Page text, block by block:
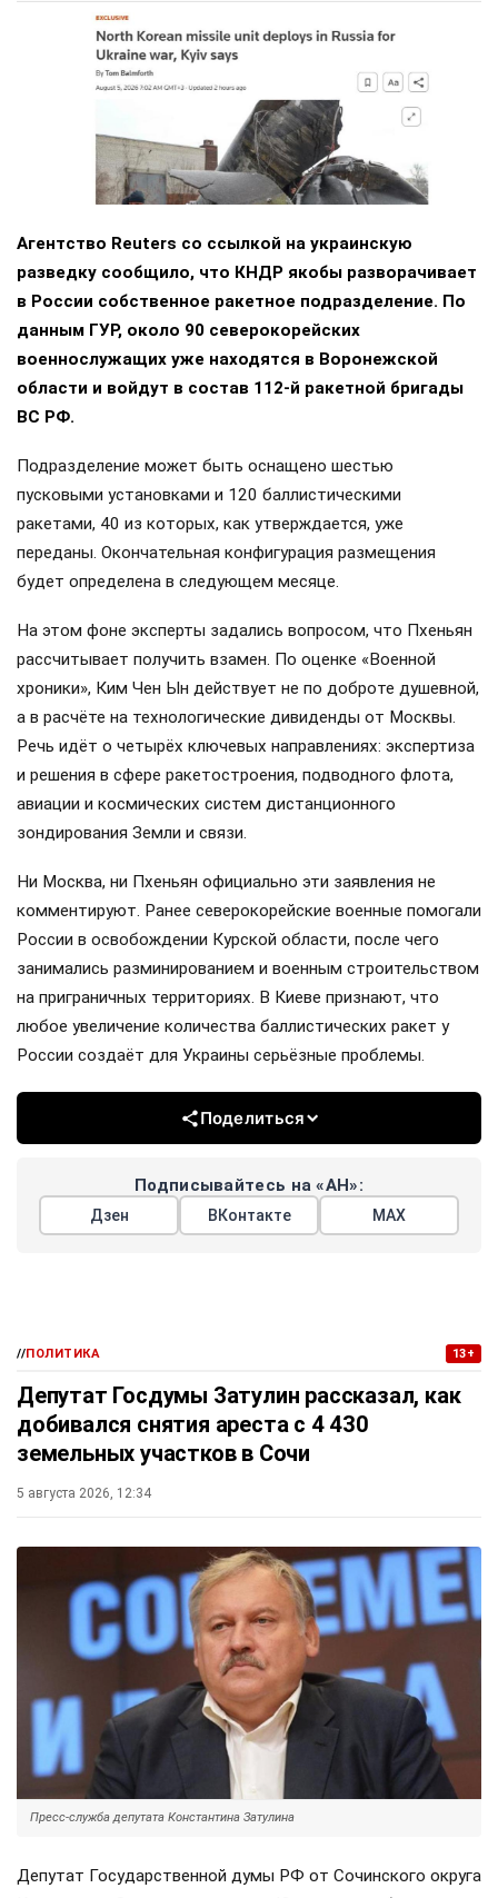
Агентство Reuters со ссылкой на украинскую
разведку сообщило, что КНДР якобы разворачивает
в России собственное ракетное подразделение. По
данным ГУР, около 90 северокорейских
военнослужащих уже находятся в Воронежской
области и войдут в состав 112-й ракетной бригады
ВС РФ.
Подразделение может быть оснащено шестью
пусковыми установками и 120 баллистическими
ракетами, 40 из которых, как утверждается, уже
переданы. Окончательная конфигурация размещения
будет определена в следующем месяце.
На этом фоне эксперты задались вопросом, что Пхеньян
рассчитывает получить взамен. По оценке «Военной
хроники», Ким Чен Ын действует не по доброте душевной,
а в расчёте на технологические дивиденды от Москвы.
Речь идёт о четырёх ключевых направлениях: экспертиза
и решения в сфере ракетостроения, подводного флота,
авиации и космических систем дистанционного
зондирования Земли и связи.
Ни Москва, ни Пхеньян официально эти заявления не
комментируют. Ранее северокорейские военные помогали
России в освобождении Курской области, после чего
занимались разминированием и военным строительством
на приграничных территориях. В Киеве признают, что
любое увеличение количества баллистических ракет у
России создаёт для Украины серьёзные проблемы.
Поделиться
Подписывайтесь на «АН»:
Дзен ВКонтакте МАХ
//ПОЛИТИКА 13+
Депутат Госдумы Затулин рассказал, как
добивался снятия ареста с 4 430
земельных участков в Сочи
5 августа 2026, 12:34
Пресс-служба депутата Константина Затулина
Депутат Государственной думы РФ от Сочинского округа